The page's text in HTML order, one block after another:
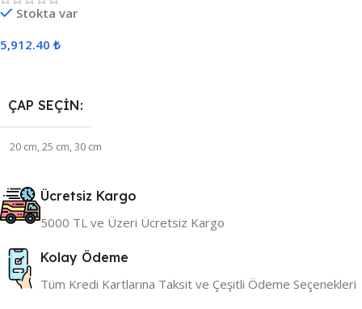
Stokta var
5,912.40 ₺
ÇAP SEÇIN
20 cm,25 cm,30 cm
DEBI SEÇINIZ
Ücretsiz Kargo
5000 TL ve Üzeri Ücretsiz Kargo
Kolay Ödeme
Tüm Kredi Kartlarına Taksit ve Çeşitli Ödeme Seçenekleri